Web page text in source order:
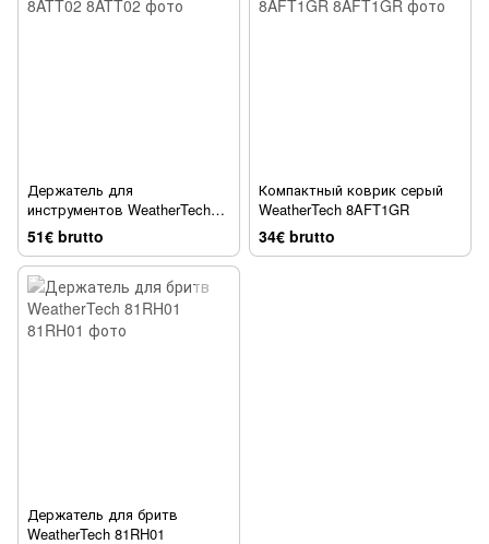
Держатель для
инструментов WeatherTech
8ATT02
51€ brutto
Компактный коврик серый
WeatherTech 8AFT1GR
34€ brutto
Держатель для бритв
WeatherTech 81RH01